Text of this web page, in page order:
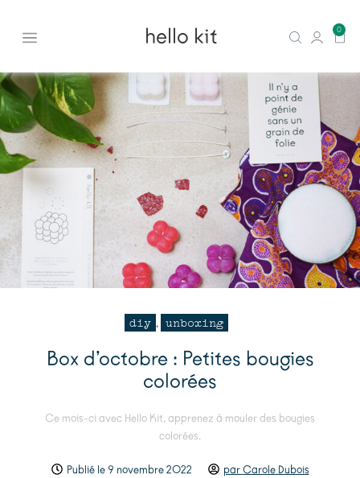
hello kit 0
diy , unboxing
Box d’octobre : Petites bougies
colorées
Ce mois-ci avec Hello Kit, apprenez à mouler des bougies
colorées.
Publié le 9 novembre 2022 parCarole Dubois